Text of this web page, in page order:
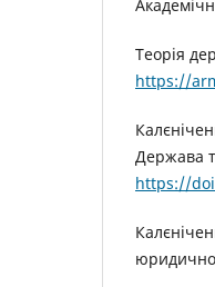
Теорія
https://
Держава
https://